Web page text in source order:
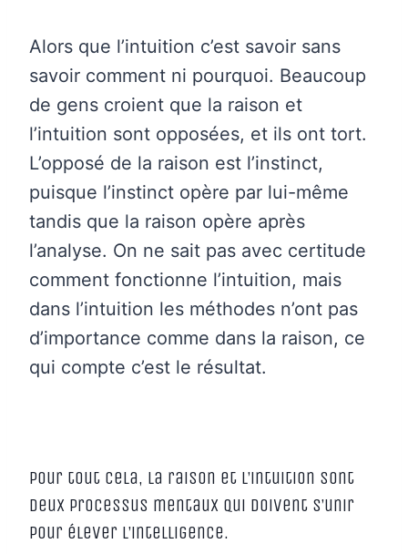
Alors que l’intuition c’est savoir sans
savoir comment ni pourquoi. Beaucoup
de gens croient que la raison et
l’intuition sont opposées, et ils ont tort.
L’opposé de la raison est l’instinct,
puisque l’instinct opère par lui-même
tandis que la raison opère après
l’analyse. On ne sait pas avec certitude
comment fonctionne l’intuition, mais
dans l’intuition les méthodes n’ont pas
d’importance comme dans la raison, ce
qui compte c’est le résultat.
Pour tout cela, la raison et l’intuition sont
deux processus mentaux qui doivent s’unir
pour élever l’intelligence.